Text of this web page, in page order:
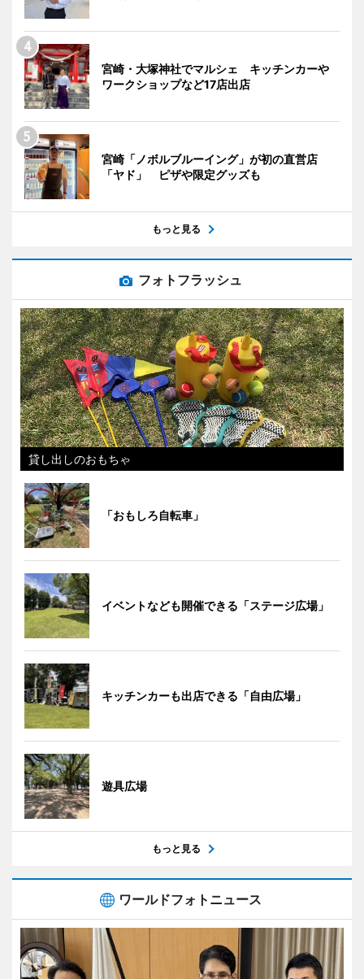
宮崎・大塚神社でマルシェ キッチンカーや
ワークショップなど17店出店
宮崎「ノボルブルーイング」が初の直営店
「ヤド」 ピザや限定グッズも
もっと見る
フォトフラッシュ
貸し出しのおもちゃ
「おもしろ自転車」
イベントなども開催できる「ステージ広場」
キッチンカーも出店できる「自由広場」
遊具広場
もっと見る
ワールドフォトニュース